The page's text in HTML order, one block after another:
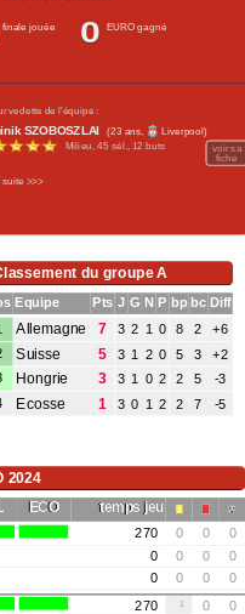
finale jouée 0 EURO gagné
vedette de l'équipe :
SZOBOSZLAI (23 ans, Liverpool)
voir sa
fiche
Milieu,45 sél., 12 buts
suite >>>
du groupe A
Equipe Pts J G N P bp bc Diff
Allemagne 7 3 2 1 0 8 2
+6
Suisse 5 3 1 2 0 5 3
+2
Hongrie 3 3 1 0 2 2 5
-3
Ecosse 1 3 0 1 2 2 7 -5
2024
ECO temps jeu
270 0 0 0
0 0 0 0
0 0 0 0
270 1 0 0